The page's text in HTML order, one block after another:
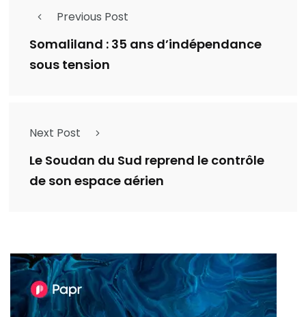
Previous Post
Somaliland : 35 ans d’indépendance
sous tension
Next Post
Le Soudan du Sud reprend le contrôle
de son espace aérien